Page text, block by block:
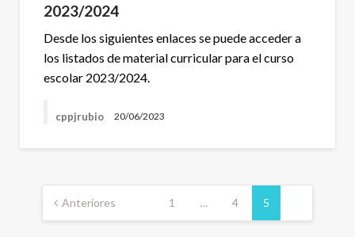
2023/2024
Desde los siguientes enlaces se puede acceder a
los listados de material curricular para el curso
escolar 2023/2024.
cppjrubio 20/06/2023
Navegación
de
entradas
Anteriores 1 … 4 5